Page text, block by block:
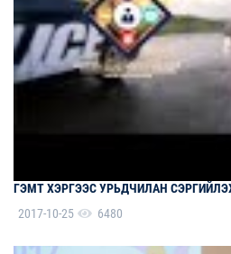
ГЭМТ ХЭРГЭЭС УРЬДЧИЛАН
2017-10-25
6480